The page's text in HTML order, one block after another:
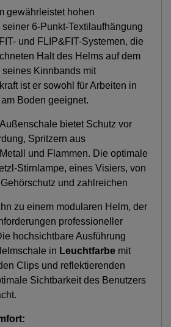
gewährleistet hohen
6-Punkt-Textilaufhängung
und FLIP&FIT-Systemen, die
Halt des Helms auf dem
seines Kinnbands mit
ist er sowohl für Arbeiten in
Boden geeignet.
bietet Schutz vor
Spritzern aus
und Flammen. Die optimale
Stirnlampe, eines Visiers, von
und zahlreichen
zu einem modularen Helm, der
professioneller
hochsichtbare Ausführung
in Leuchtfarbe mit
Clips und reflektierenden
Sichtbarkeit des Benutzers